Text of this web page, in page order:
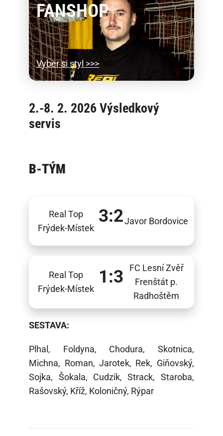
Kontakty
FANSHOP
Vyber si styl >>>
2.-8. 2. 2026 Výsledkový
servis
B-TÝM
Real Top
Frýdek-Místek
3:2Javor Bordovice
Real Top
Frýdek-Místek
1:3
FC Lesní Zvěř
Frenštát p.
Radhoštěm
SESTAVA:
Plhal, Foldyna, Chodura, Skotnica,
Michna, Roman, Jarotek, Rek, Giňovský,
Sojka, Šokala, Cudzik, Strack, Staroba,
Rašovský, Kříž, Koloničný, Rýpar